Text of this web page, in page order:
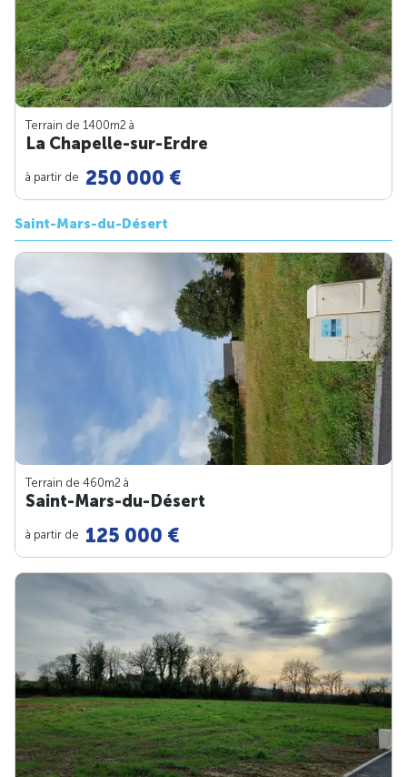
Terrain de 1400m2 à
La Chapelle-sur-Erdre
à partir de 250 000 €
Saint-Mars-du-Désert
Terrain de 460m2 à
Saint-Mars-du-Désert
à partir de 125 000 €